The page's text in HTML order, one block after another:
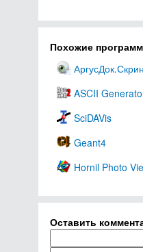
Похожие
ASCII
SciDAVis
Geant4
Hornil Photo
Оставить